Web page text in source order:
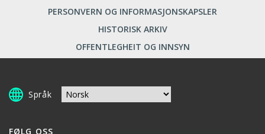
PERSONVERN OG INFORMASJONSKAPSLER
HISTORISK ARKIV
OFFENTLEGHEIT OG INNSYN
Språk
FØLG OSS